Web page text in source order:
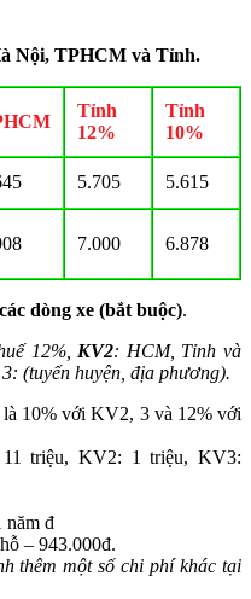
Nội, TPHCM và Tỉnh.
Tỉnh
12%
Tỉnh
10%
5.705 5.615
7.000 6.878
dòng xe (bắt buộc).
12%, KV2: HCM, Tỉnh và
(tuyến huyện, địa phương).
là 10% với KV2, 3 và 12% với
triệu, KV2: 1 triệu, KV3:
năm đ
– 943.000đ.
thêm một số chi phí khác tại